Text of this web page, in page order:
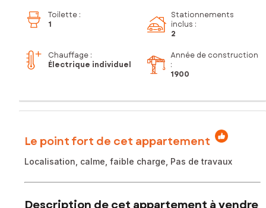
Toilette :
1
Stationnements
inclus :
2
Chauffage :
Électrique individuel
Année de construction
:
1900
Le point fort de cet appartement
Localisation, calme, faible charge, Pas de travaux